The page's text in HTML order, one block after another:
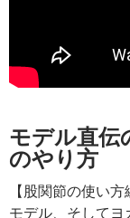
モデル直伝
のやり方
【股関節の使い方
モデル、そして